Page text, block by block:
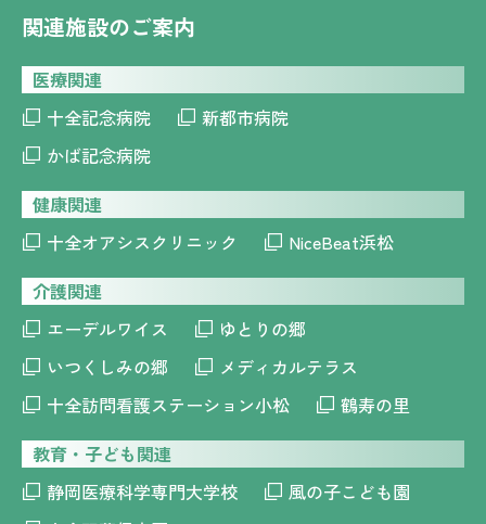
関連施設のご案内
医療関連
十全記念病院
新都市病院
かば記念病院
健康関連
十全オアシスクリニック
NiceBeat浜松
介護関連
エーデルワイス
ゆとりの郷
いつくしみの郷
メディカルテラス
十全訪問看護ステーション小松
鶴寿の里
教育・子ども関連
静岡医療科学専門大学校
風の子こども園